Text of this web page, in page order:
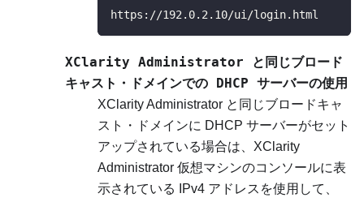
https://192.0.2.10/ui/login.html
XClarity Administrator と同じブロード
キャスト・ドメインでの DHCP サーバーの使用
XClarity Administrator と同じブロードキャ
スト・ドメインに DHCP サーバーがセット
アップされている場合は、 XClarity
Administrator 仮想マシンのコンソールに表
示されている IPv4 アドレスを使用して、